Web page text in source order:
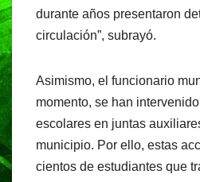
durante años presentaron
circulación”, subrayó.
Asimismo, el funcionario
momento, se han
escolares en juntas
municipio. Por ello, estas
cientos de estudiantes que